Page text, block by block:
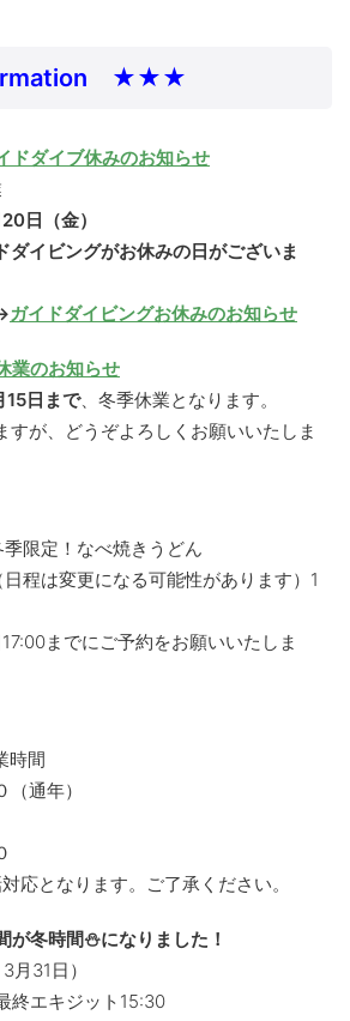
★★★
ドダイブ休みのお知らせ
日（金）
ダイビングがお休みの日がございま
ガイドダイビングお休みのお知らせ
業のお知らせ
日まで、冬季休業となります。
すが、どうぞよろしくお願いいたしま
限定！なべ焼きうどん
程は変更になる可能性があります）1
までにご予約をお願いいたしま
時間
通年）
応となります。ご了承ください。
冬時間⛄になりました！
月31日）
エキジット15:30